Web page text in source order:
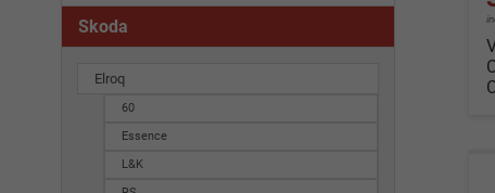
Skoda
Elroq
60
Essence
L&K